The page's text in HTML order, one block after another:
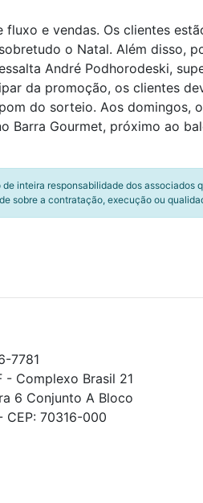
e vendas. Os clientes
o Natal. Além disso,
André Podhorodeski,
da promoção, os clientes
do sorteio. Aos domingos,
Barra Gourmet, próximo ao
inteira responsabilidade dos
sobre a contratação, execução ou
7781
- Complexo Brasil 21
6 Conjunto A Bloco
CEP: 70316-000